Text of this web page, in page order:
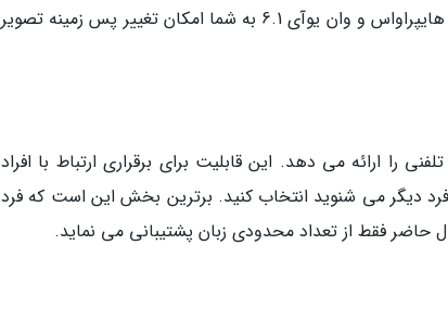
زمینه یا ذخیره آن به عنوان استیکر را ارائه می دهد. هر دوی هایپراواس و وان یوآی 6.1 به شما امکان تغییر پس زمینه تصویر
تلفنی را ارائه می دهد. این قابلیت برای برقراری ارتباط با افراد
فرد دیگر می شنوید انتخاب کنید. برترین بخش این است که فرد
حاضر فقط از تعداد محدودی زبان پشتیبانی می نماید.